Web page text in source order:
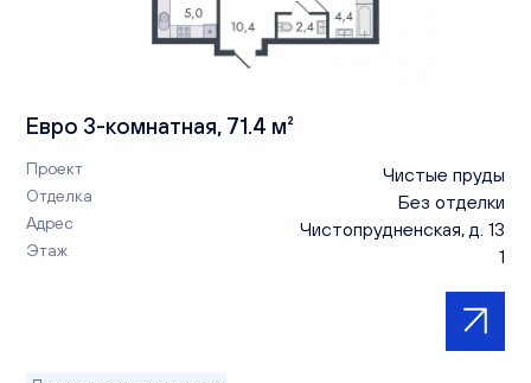
Евро 3-комнатная, 71.4 м²
Проект Чистые пруды
Отделка Без отделки
Адрес Чистопрудненская, д. 13
Этаж 1